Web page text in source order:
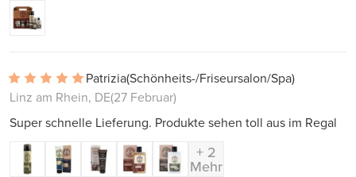
Patrizia(Schönheits-/Friseursalon/Spa)
Linz am Rhein, DE(27 Februar)
Super schnelle Lieferung. Produkte sehen toll aus im Regal
+ 2
Mehr